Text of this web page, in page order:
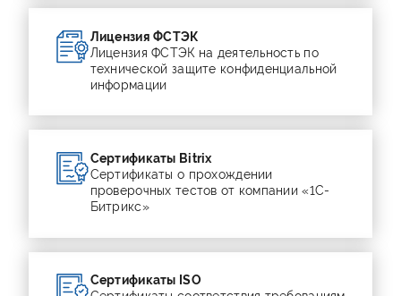
Лицензия ФСТЭК
Лицензия ФСТЭК на деятельность по
технической защите конфиденциальной
информации
Сертификаты Bitrix
Сертификаты о прохождении
проверочных тестов от компании «1С-
Битрикс»
Сертификаты ISO